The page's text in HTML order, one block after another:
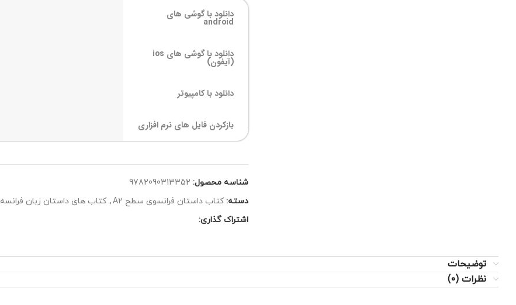
دانلود با گوشی های
android
دانلود با گوشی های ios
(آیفون)
دانلود با کامپیوتر
بازکردن فایل های نرم افزاری
شناسه محصول: 9782090313352
دسته: کتاب داستان فرانسوی سطح A2 , کتاب های داستان زبان فرانسه
اشتراک گذاری:
توضیحات
نظرات (0)